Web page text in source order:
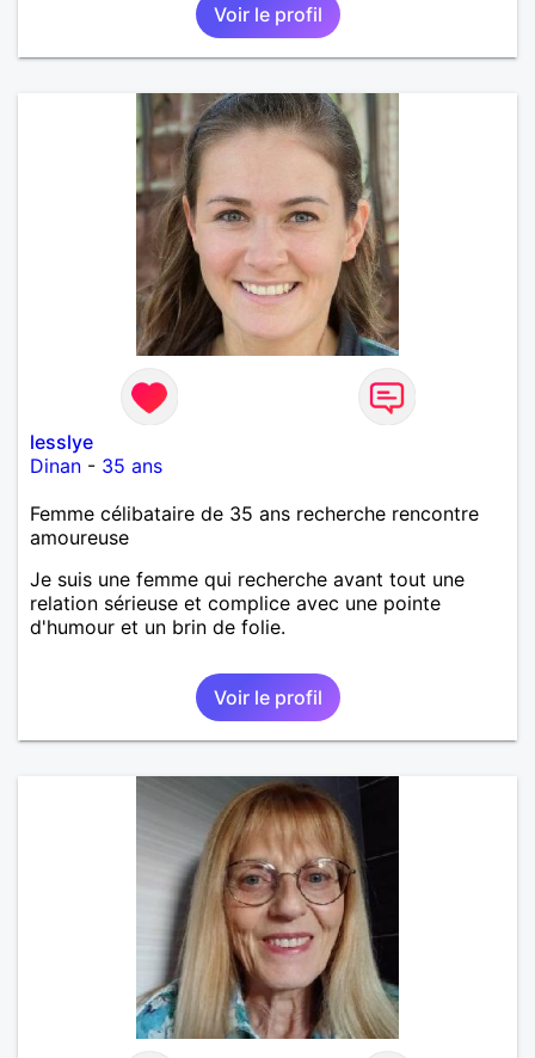
Voir le profil
lesslye
Dinan - 35 ans
Femme célibataire de 35 ans recherche rencontre
amoureuse
Je suis une femme qui recherche avant tout une
relation sérieuse et complice avec une pointe
d'humour et un brin de folie.
Voir le profil